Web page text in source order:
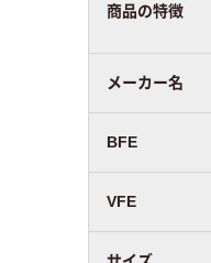
商品の特徴
メーカー名
BFE
VFE